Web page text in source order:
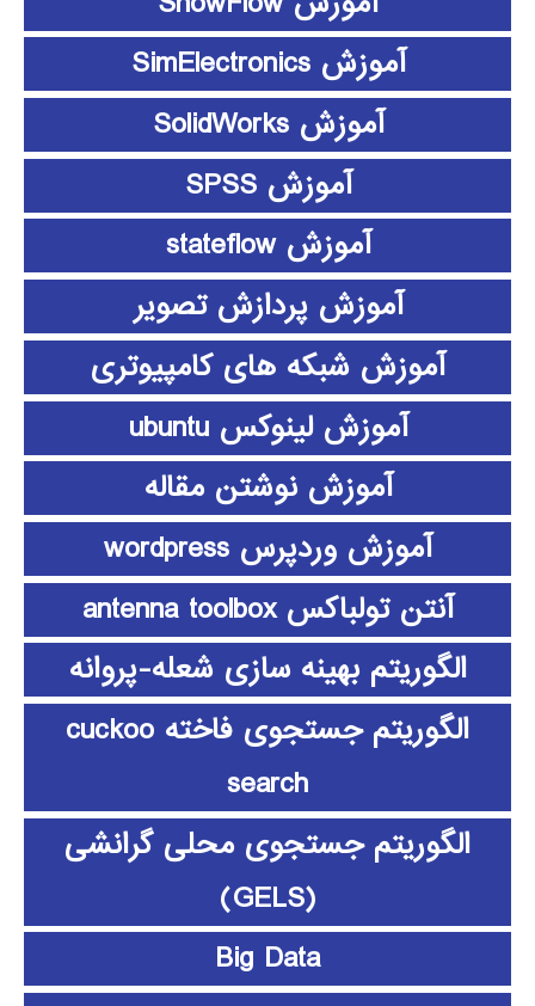
آموزش SimElectronics
آموزش SolidWorks
آموزش SPSS
آموزش stateflow
آموزش پردازش تصویر
آموزش شبکه های کامپیوتری
آموزش لینوکس ubuntu
آموزش نوشتن مقاله
آموزش وردپرس wordpress
آنتن تولباکس antenna toolbox
الگوریتم بهینه سازی شعله-پروانه
الگوریتم جستجوی فاخته cuckoo
search
الگوریتم جستجوی محلی گرانشی
(GELS)
Big Data